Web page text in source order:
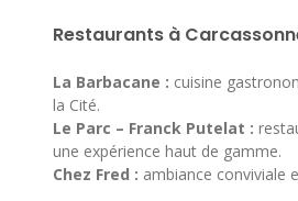
Restaurants à
La Barbacane : cuisine
la Cité.
Le Parc – Franck Putelat :
une expérience haut de gamme.
Chez Fred : ambiance conviviale